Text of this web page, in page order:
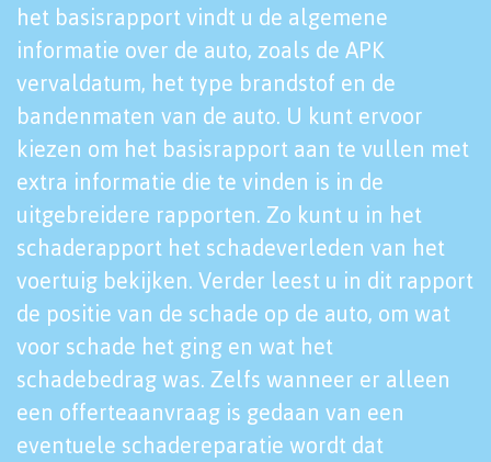
het basisrapport vindt u de algemene
informatie over de auto, zoals de APK
vervaldatum, het type brandstof en de
bandenmaten van de auto. U kunt ervoor
kiezen om het basisrapport aan te vullen met
extra informatie die te vinden is in de
uitgebreidere rapporten. Zo kunt u in het
schaderapport het schadeverleden van het
voertuig bekijken. Verder leest u in dit rapport
de positie van de schade op de auto, om wat
voor schade het ging en wat het
schadebedrag was. Zelfs wanneer er alleen
een offerteaanvraag is gedaan van een
eventuele schadereparatie wordt dat